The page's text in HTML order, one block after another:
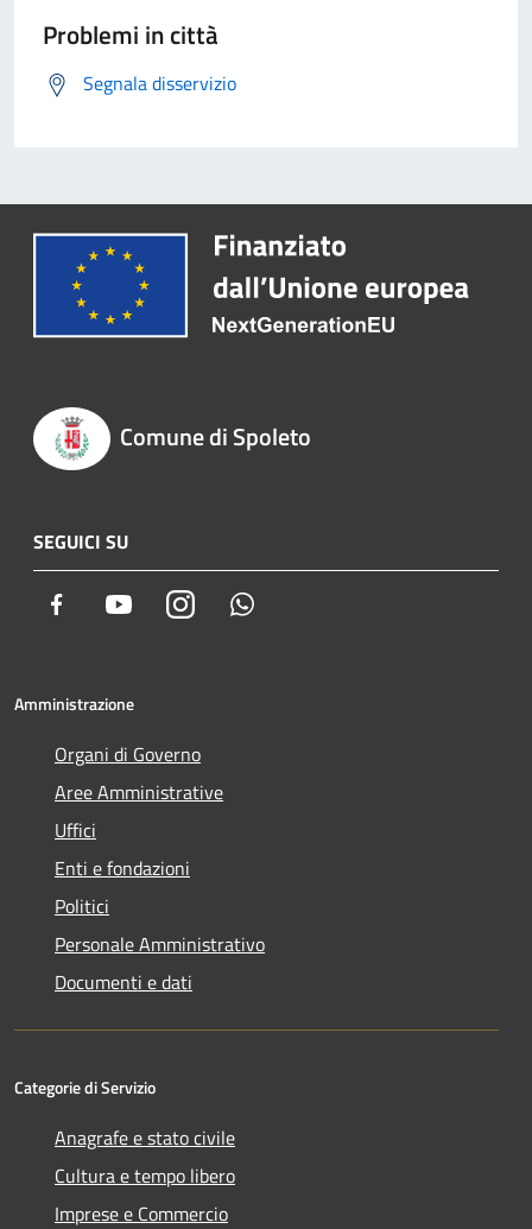
Problemi in città
Segnala disservizio
Comune di Spoleto
SEGUICI SU
Facebook YoutubeInstagram
Amministrazione
Organi di Governo
Aree Amministrative
Uffici
Enti e fondazioni
Politici
Personale Amministrativo
Documenti e dati
Categorie di Servizio
Anagrafe e stato civile
Cultura e tempo libero
Imprese e Commercio